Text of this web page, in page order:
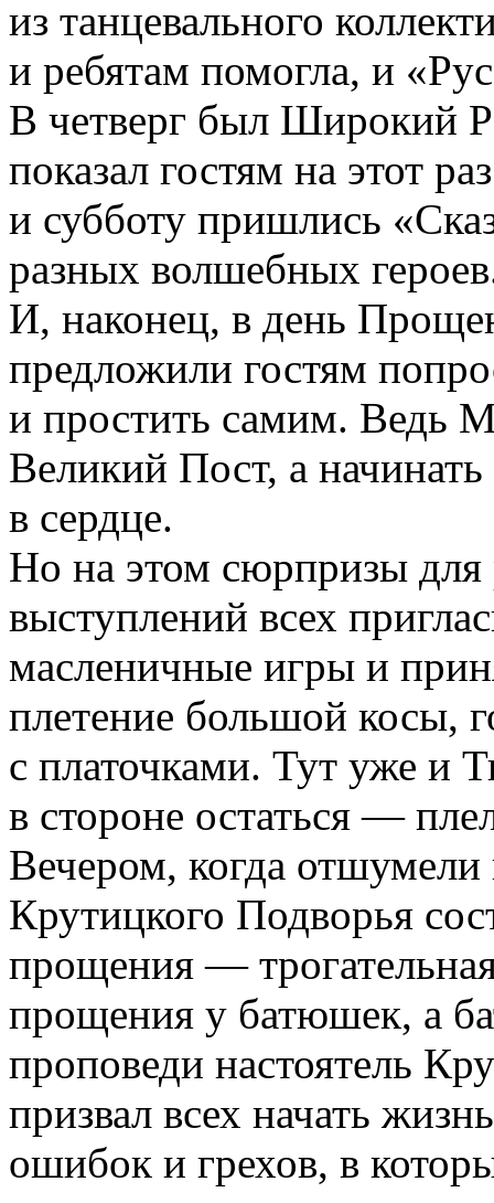
из танцевального
и ребятам помогла, и
В четверг был Широкий
показал гостям на этот
и субботу пришлись
разных волшебных
И, наконец, в день
предложили гостям
и простить самим. Ведь
Великий Пост, а
в сердце.
Но на этом сюрпризы для
выступлений всех
масленичные игры и
плетение большой косы,
с платочками. Тут уже и
в стороне остаться —
Вечером, когда
Крутицкого Подворья
прощения —
прощения у батюшек, а
проповеди настоятель
призвал всех начать
ошибок и грехов, в